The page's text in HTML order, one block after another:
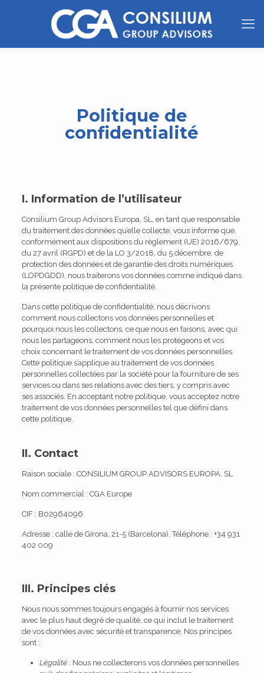
Politique de
confidentialité
I. Information de l’utilisateur
Consilium Group Advisors Europa, SL, en tant que responsable
du traitement des données qu’elle collecte, vous informe que,
conformément aux dispositions du règlement (UE) 2016/679,
du 27 avril (RGPD) et de la LO 3/2018, du 5 décembre, de
protection des données et de garantie des droits numériques
(LOPDGDD), nous traiterons vos données comme indiqué dans
la présente politique de confidentialité.
Dans cette politique de confidentialité, nous décrivons
comment nous collectons vos données personnelles et
pourquoi nous les collectons, ce que nous en faisons, avec qui
nous les partageons, comment nous les protégeons et vos
choix concernant le traitement de vos données personnelles.
Cette politique s’applique au traitement de vos données
personnelles collectées par la société pour la fourniture de ses
services ou dans ses relations avec des tiers, y compris avec
ses associés. En acceptant notre politique, vous acceptez notre
traitement de vos données personnelles tel que défini dans
cette politique.
II. Contact
Raison sociale : CONSILIUM GROUP ADVISORS EUROPA, SL
Nom commercial : CGA Europe
CIF : B02964096
Adresse : calle de Girona, 21-5 (Barcelona). Téléphone : +34 931
402 009
III. Principes clés
Nous nous sommes toujours engagés à fournir nos services
avec le plus haut degré de qualité, ce qui inclut le traitement
de vos données avec sécurité et transparence. Nos principes
sont :
Légalité : Nous ne collecterons vos données personnelles